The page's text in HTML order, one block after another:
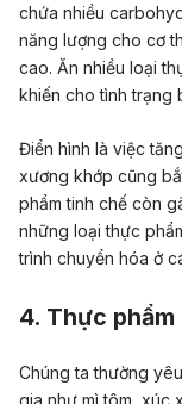
chứa nhiều
năng lượng cho cơ
cao. Ăn nhiều loại
khiến cho tình trạng
Điển hình là việc
xương khớp cũng
phẩm tinh chế còn
những loạithực
trình chuyển hóa ở
4. Thực
Chúng ta thường
gia như mì tôm, xúc